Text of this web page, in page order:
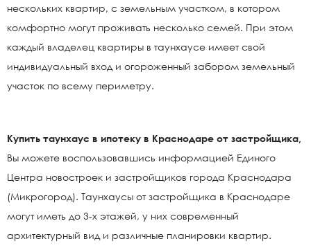
нескольких квартир, с земельным участком, в котором
комфортно могут проживать несколько семей. При этом
каждый владелец квартиры в таунхаусе имеет свой
индивидуальный вход и огороженный забором земельный
участок по всему периметру.
Купить таунхаус в ипотеку в Краснодаре от застройщика,
Вы можете воспользовавшись информацией Единого
Центра новостроек и застройщиков города Краснодара
(Микрогород). Таунхаусы от застройщика в Краснодаре
могут иметь до 3-х этажей, у них современный
архитектурный вид и различные планировки квартир.